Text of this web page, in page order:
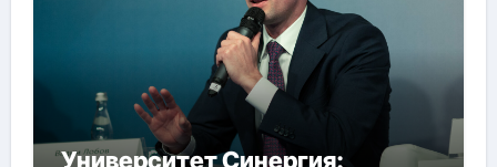
Университет Синергия: